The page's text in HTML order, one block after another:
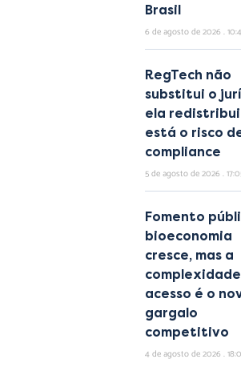
Brasil
6 de agosto de 2026
RegTech não
substitui o
ela
está o risco
compliance
5 de agosto de 2026
Fomento
bioeconomia
cresce, mas a
acesso é o
gargalo
competitivo
4 de agosto de 2026